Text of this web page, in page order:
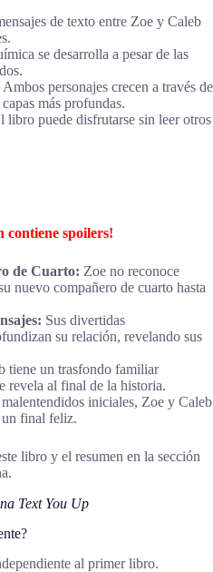
de texto entre Zoe y Caleb
se desarrolla a pesar de las
Ambos personajes crecen a través de
más profundas.
libro puede disfrutarse sin leer otros
spoilers!
de Cuarto: Zoe no reconoce
nuevo compañero de cuarto hasta
Sus divertidas
su relación, revelando sus
tiene un trasfondo familiar
revela al final de la historia.
iniciales, Zoe y Caleb
un final feliz.
libro y el resumen en la sección
Text You Up
al primer libro.